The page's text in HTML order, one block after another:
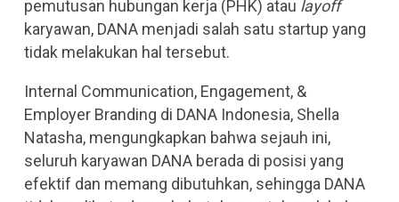
pemutusan hubungan kerja (PHK) atau layoff
karyawan, DANA menjadi salah satu startup yang
tidak melakukan hal tersebut.
Internal Communication, Engagement, &
Employer Branding di DANA Indonesia, Shella
Natasha, mengungkapkan bahwa sejauh ini,
seluruh karyawan DANA berada di posisi yang
efektif dan memang dibutuhkan, sehingga DANA